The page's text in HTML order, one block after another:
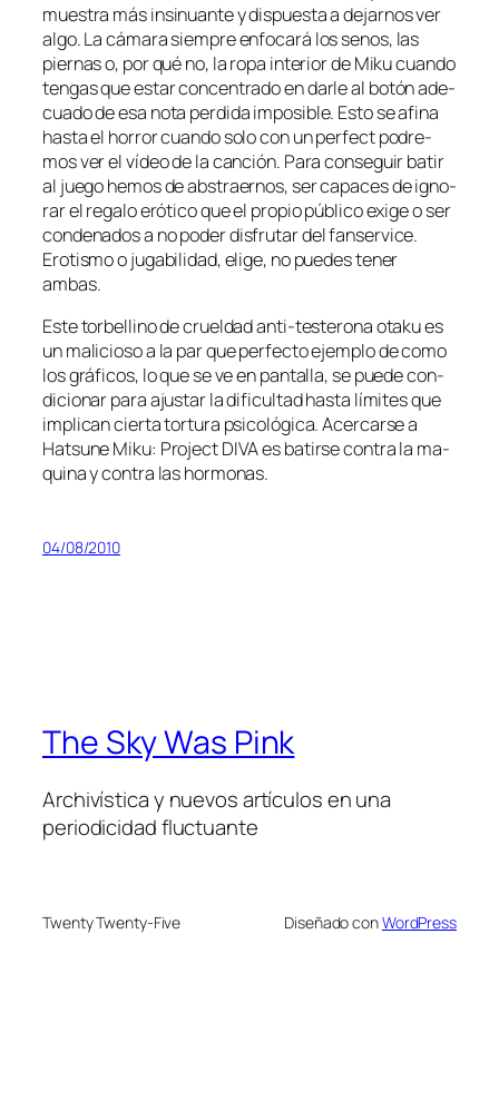
mues­tra más in­si­nuan­te y dis­pues­ta a de­jar­nos ver
al­go. La cá­ma­ra siem­pre en­fo­ca­rá los se­nos, las
pier­nas o, por qué no, la ro­pa in­te­rior de Miku cuan­do
ten­gas que es­tar con­cen­tra­do en dar­le al bo­tón ade­
cua­do de esa no­ta per­di­da im­po­si­ble. Esto se afi­na
has­ta el ho­rror cuan­do so­lo con un per­fect po­dre­
mos ver el ví­deo de la can­ción. Para con­se­guir ba­tir
al jue­go he­mos de abs­traer­nos, ser ca­pa­ces de ig­no­
rar el re­ga­lo eró­ti­co que el pro­pio pú­bli­co exi­ge o ser
con­de­na­dos a no po­der dis­fru­tar del fan­ser­vi­ce.
Erotismo o ju­ga­bi­li­dad, eli­ge, no pue­des te­ner
ambas.
Este tor­be­llino de cruel­dad anti-testerona ota­ku es
un ma­li­cio­so a la par que per­fec­to ejem­plo de co­mo
los grá­fi­cos, lo que se ve en pan­ta­lla, se pue­de con­
di­cio­nar pa­ra ajus­tar la di­fi­cul­tad has­ta lí­mi­tes que
im­pli­can cier­ta tor­tu­ra psi­co­ló­gi­ca. Acercarse a
Hatsune Miku: Project DIVA es ba­tir­se con­tra la ma­
qui­na y con­tra las hormonas.
04/08/2010
The Sky Was Pink
Archivística y nuevos artículos en una
periodicidad fluctuante
Twenty Twenty-Five Diseñado conWordPress